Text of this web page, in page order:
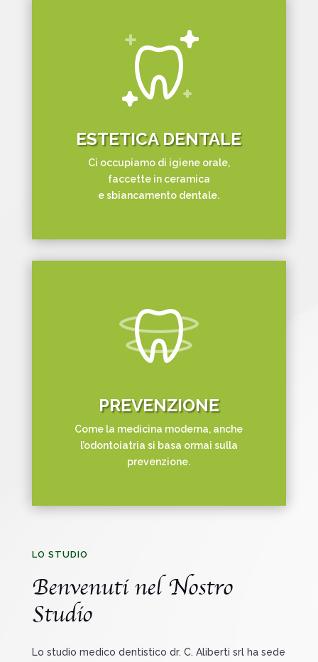
ESTETICA DENTALE
Ci occupiamo di igiene orale,
faccette in ceramica
esbiancamento dentale.
PREVENZIONE
Come la medicina moderna, anche
l’odontoiatria si basa ormai sulla
prevenzione.
LO STUDIO
Benvenuti nel Nostro
Studio
Lo studio medico dentistico dr. C. Aliberti srl ha sede